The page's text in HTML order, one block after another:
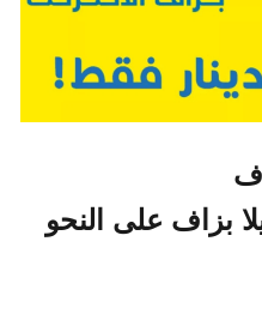
بزاف على النحو